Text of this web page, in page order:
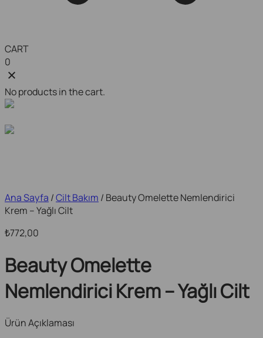
CART
0
No products in the cart.
Ana Sayfa /Cilt Bakım / Beauty Omelette Nemlendirici
Krem – Yağlı Cilt
₺772,00
Beauty Omelette
Nemlendirici Krem – Yağlı Cilt
Ürün Açıklaması